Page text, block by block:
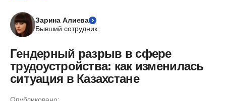
Зарина Алиева
Бывший сотрудник
Гендерный разрыв в сфере
трудоустройства: как изменилась
ситуация в Казахстане